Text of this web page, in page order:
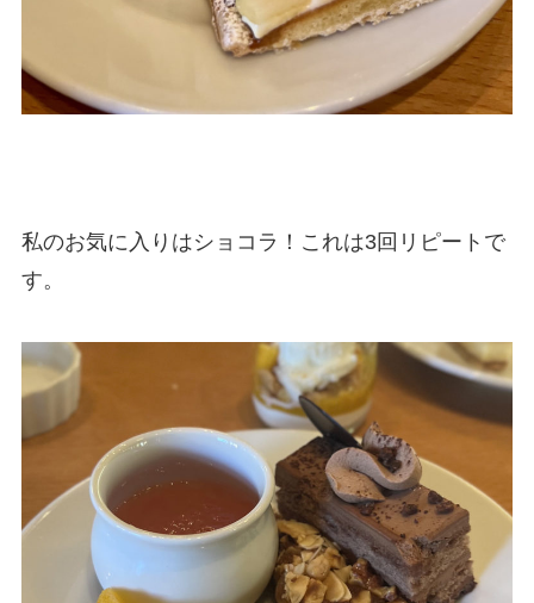
私のお気に入りはショコラ！これは3回リピートで
す。